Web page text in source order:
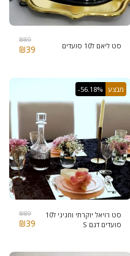
סט ליאם ל10 סועדים
₪89
₪39
מבצע -56.18%
סט רויאל יוקרתי וחגיגי ל10
סועדים דגם S
₪89
₪39